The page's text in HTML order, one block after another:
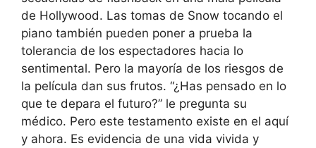
de Hollywood. Las tomas de Snow tocando el
piano también pueden poner a prueba la
tolerancia de los espectadores hacia lo
sentimental. Pero la mayoría de los riesgos de
la película dan sus frutos. “¿Has pensado en lo
que te depara el futuro?” le pregunta su
médico. Pero este testamento existe en el aquí
y ahora. Es evidencia de una vida vivida y